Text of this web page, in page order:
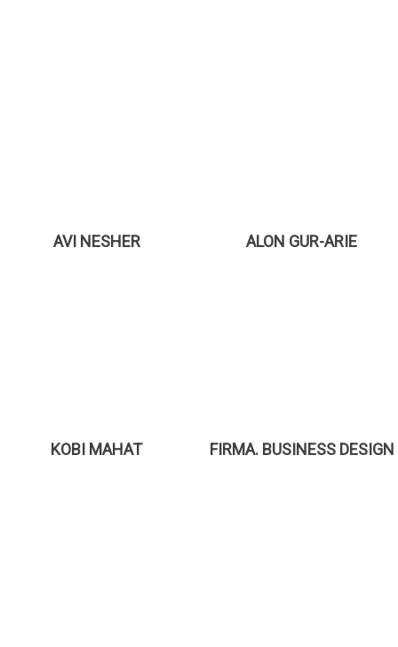
AVI NESHER ALON GUR-ARIE
KOBI MAHAT FIRMA. BUSINESS DESIGN